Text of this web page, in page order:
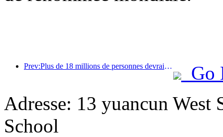
Prev:Plus de 18 millions de personnes devraient entrer et sortir du pays pendant les neuf jours de vacances du Nouvel An chinois.
Go
Adresse: 13 yuancun West
School